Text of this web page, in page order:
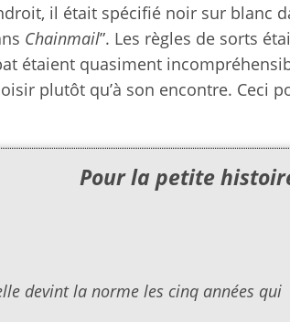
il était spécifié noir sur blanc
Chainmail”. Les règles de sorts
étaient quasiment
plutôt qu’à son encontre. Ceci
Pour la petite
devint la norme les cinq années qui